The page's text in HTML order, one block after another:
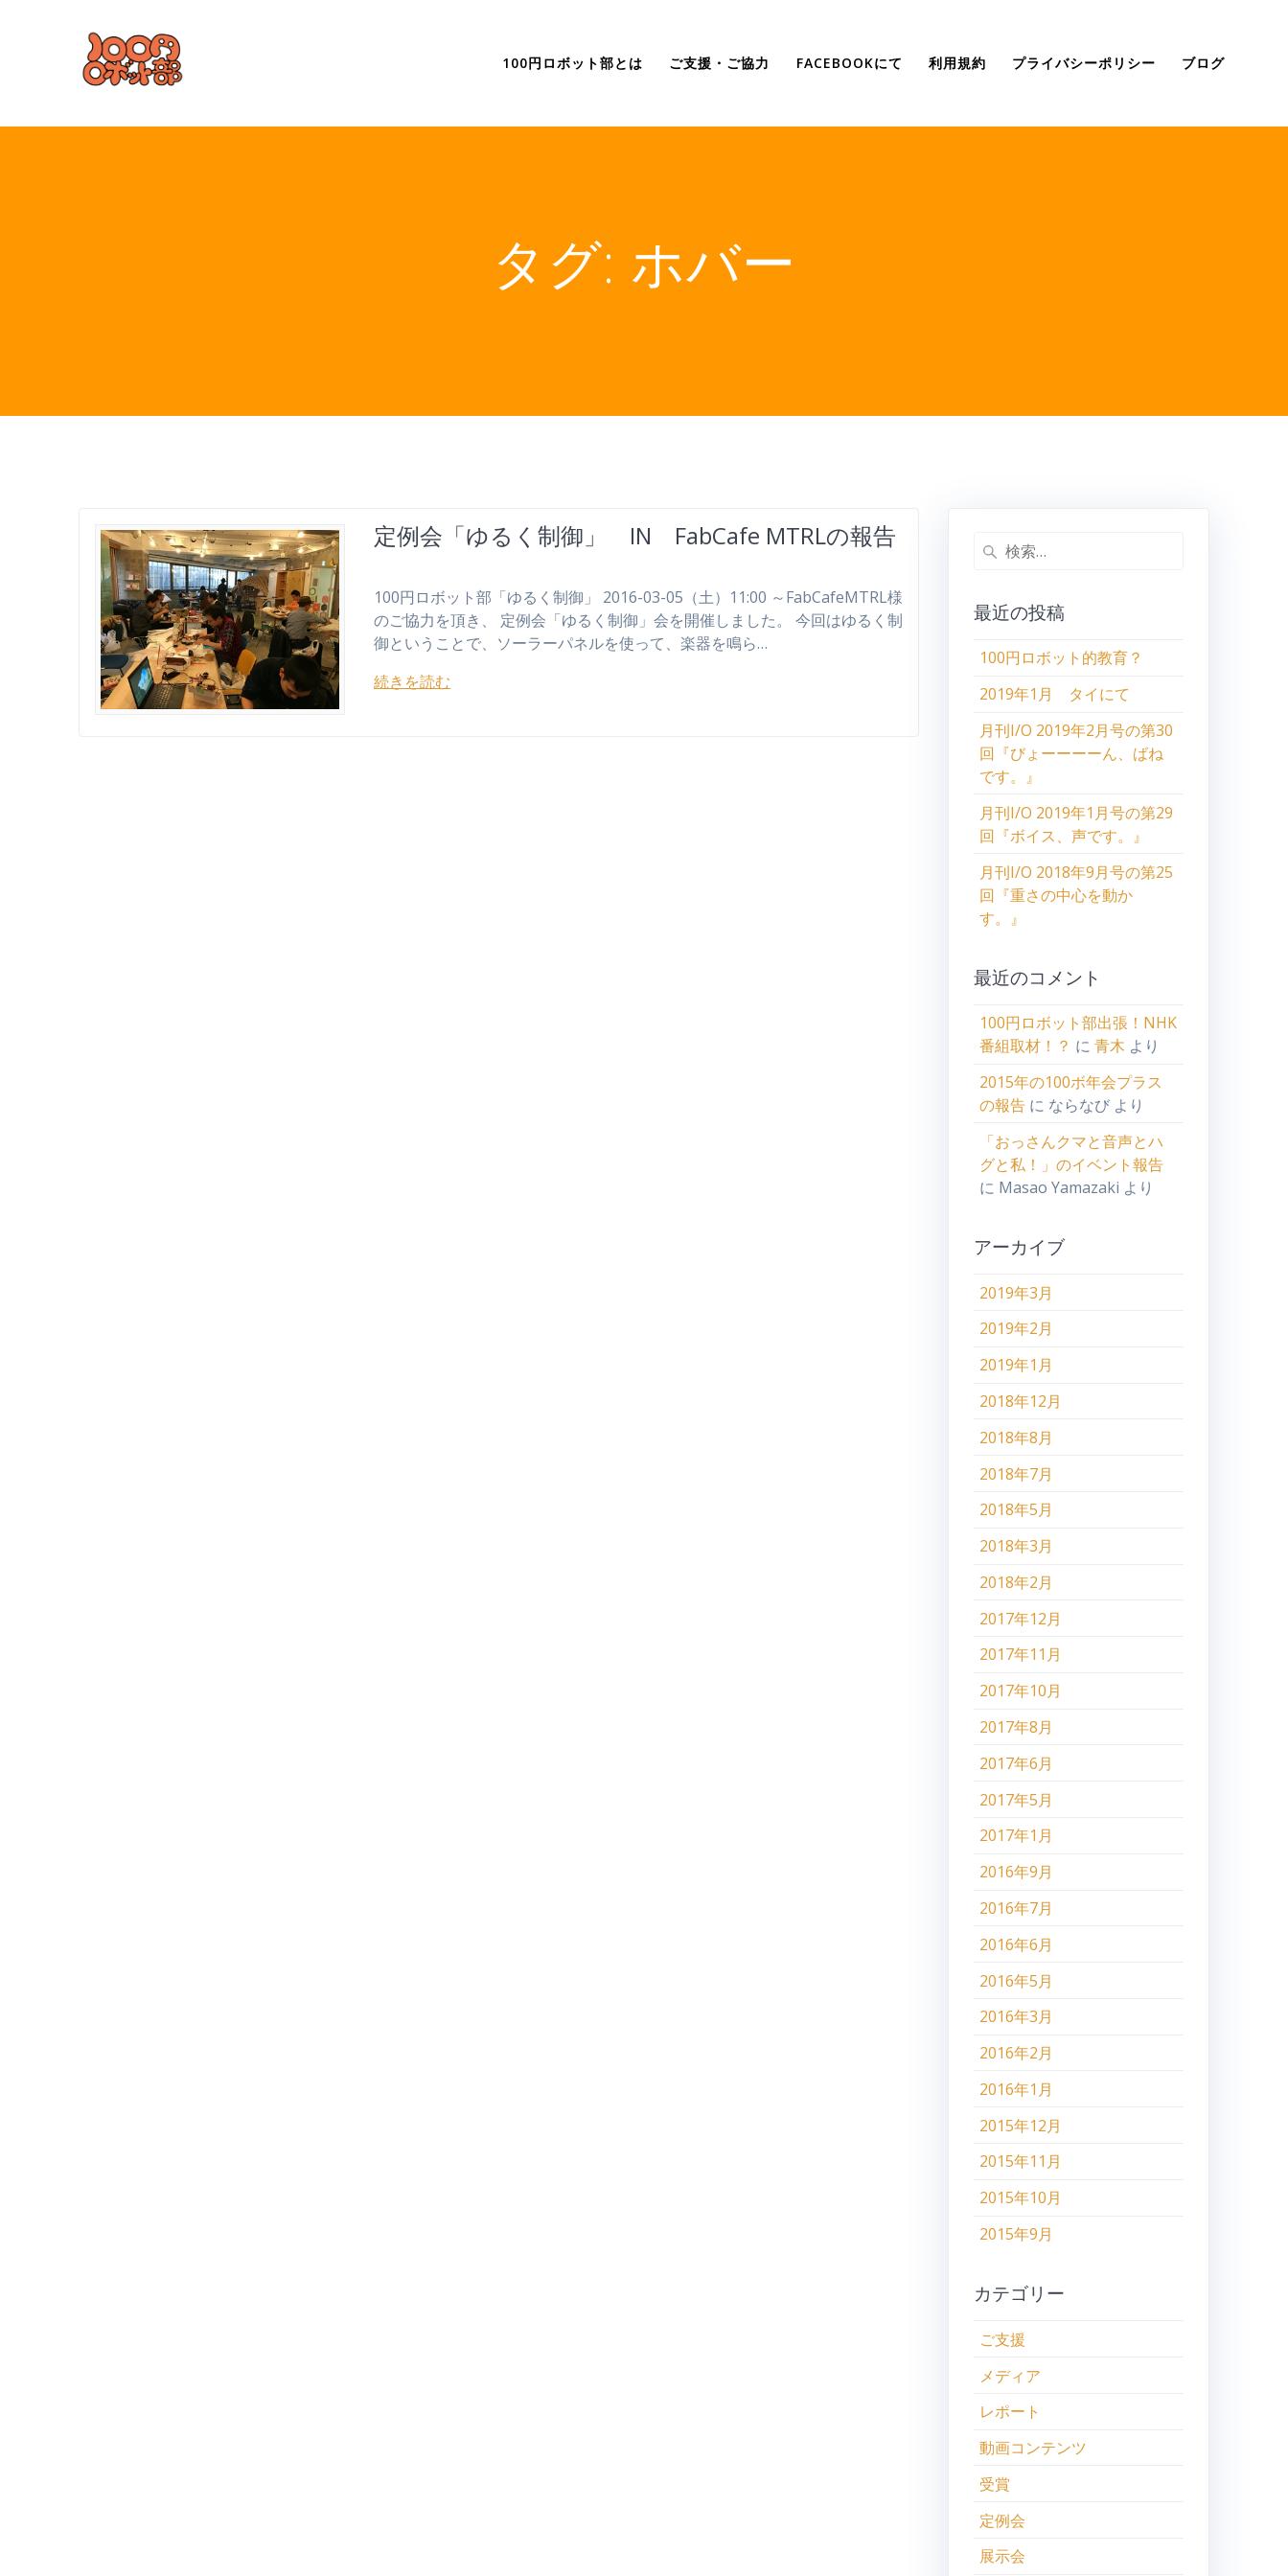
へ
100円ロボット部とは ご支援・ご協力 FACEBOOKにて 利用規約 プライバシーポリシー ブログ
タグ: ホバー
定例会「ゆるく制御」 IN FabCafe MTRLの報告
100円ロボット部「ゆるく制御」 2016-03-05（土）11:00 ～FabCafeMTRL様
のご協力を頂き、 定例会「ゆるく制御」会を開催しました。 今回はゆるく制
御ということで、ソーラーパネルを使って、楽器を鳴ら…
続きを読む
検
最近の投稿
100円ロボット的教育？
2019年1月 タイにて
月刊I/O 2019年2月号の第30
回『びょーーーーん、ばね
です。』
月刊I/O 2019年1月号の第29
回『ボイス、声です。』
月刊I/O 2018年9月号の第25
回『重さの中心を動か
す。』
最近のコメント
100円ロボット部出張！NHK
番組取材！？ に青木 より
2015年の100ボ年会プラス
の報告 に ならなび より
「おっさんクマと音声とハ
グと私！」のイベント報告
に Masao Yamazaki より
アーカイブ
2019年3月
2019年2月
2019年1月
2018年12月
2018年8月
2018年7月
2018年5月
2018年3月
2018年2月
2017年12月
2017年11月
2017年10月
2017年8月
2017年6月
2017年5月
2017年1月
2016年9月
2016年7月
2016年6月
2016年5月
2016年3月
2016年2月
2016年1月
2015年12月
2015年11月
2015年10月
2015年9月
カテゴリー
ご支援
メディア
レポート
動画コンテンツ
受賞
定例会
展示会